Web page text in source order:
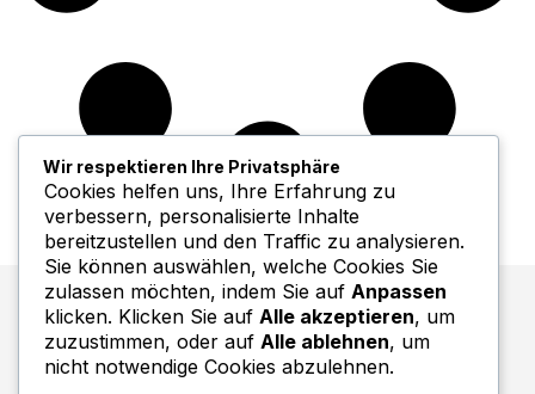
Wir respektieren Ihre Privatsphäre
Cookies helfen uns, Ihre Erfahrung zu
verbessern, personalisierte Inhalte
bereitzustellen und den Traffic zu analysieren.
Sie können auswählen, welche Cookies Sie
zulassen möchten, indem Sie auf Anpassen
klicken. Klicken Sie auf Alle akzeptieren, um
zuzustimmen, oder auf Alle ablehnen, um
nicht notwendige Cookies abzulehnen.